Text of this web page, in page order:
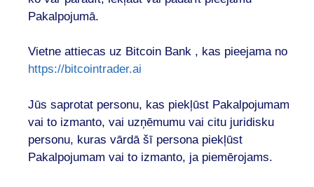
Pakalpojumā.
Vietne attiecas uz Bitcoin Bank , kas pieejama no
https://bitcointrader.ai
Jūs saprotat personu, kas piekļūst Pakalpojumam
vai to izmanto, vai uzņēmumu vai citu juridisku
personu, kuras vārdā šī persona piekļūst
Pakalpojumam vai to izmanto, ja piemērojams.